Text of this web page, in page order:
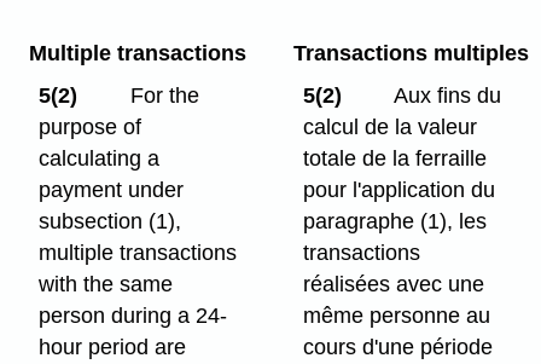
Multiple transactions
5(2)
For the
purpose of
calculating a
payment under
subsection (1),
multiple transactions
with the same
person during a 24-
hour period are
Transactions multiples
5(2)
Aux fins du
calcul de la valeur
totale de la ferraille
pour l'application du
paragraphe (1), les
transactions
réalisées avec une
même personne au
cours d'une période